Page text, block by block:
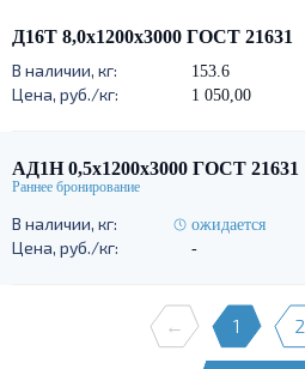
Д16Т 8,0х1200х3000 ГОСТ 21631
153.6
1 050,00
АД1Н 0,5х1200х3000 ГОСТ 21631
ожидается
-
← 1 2